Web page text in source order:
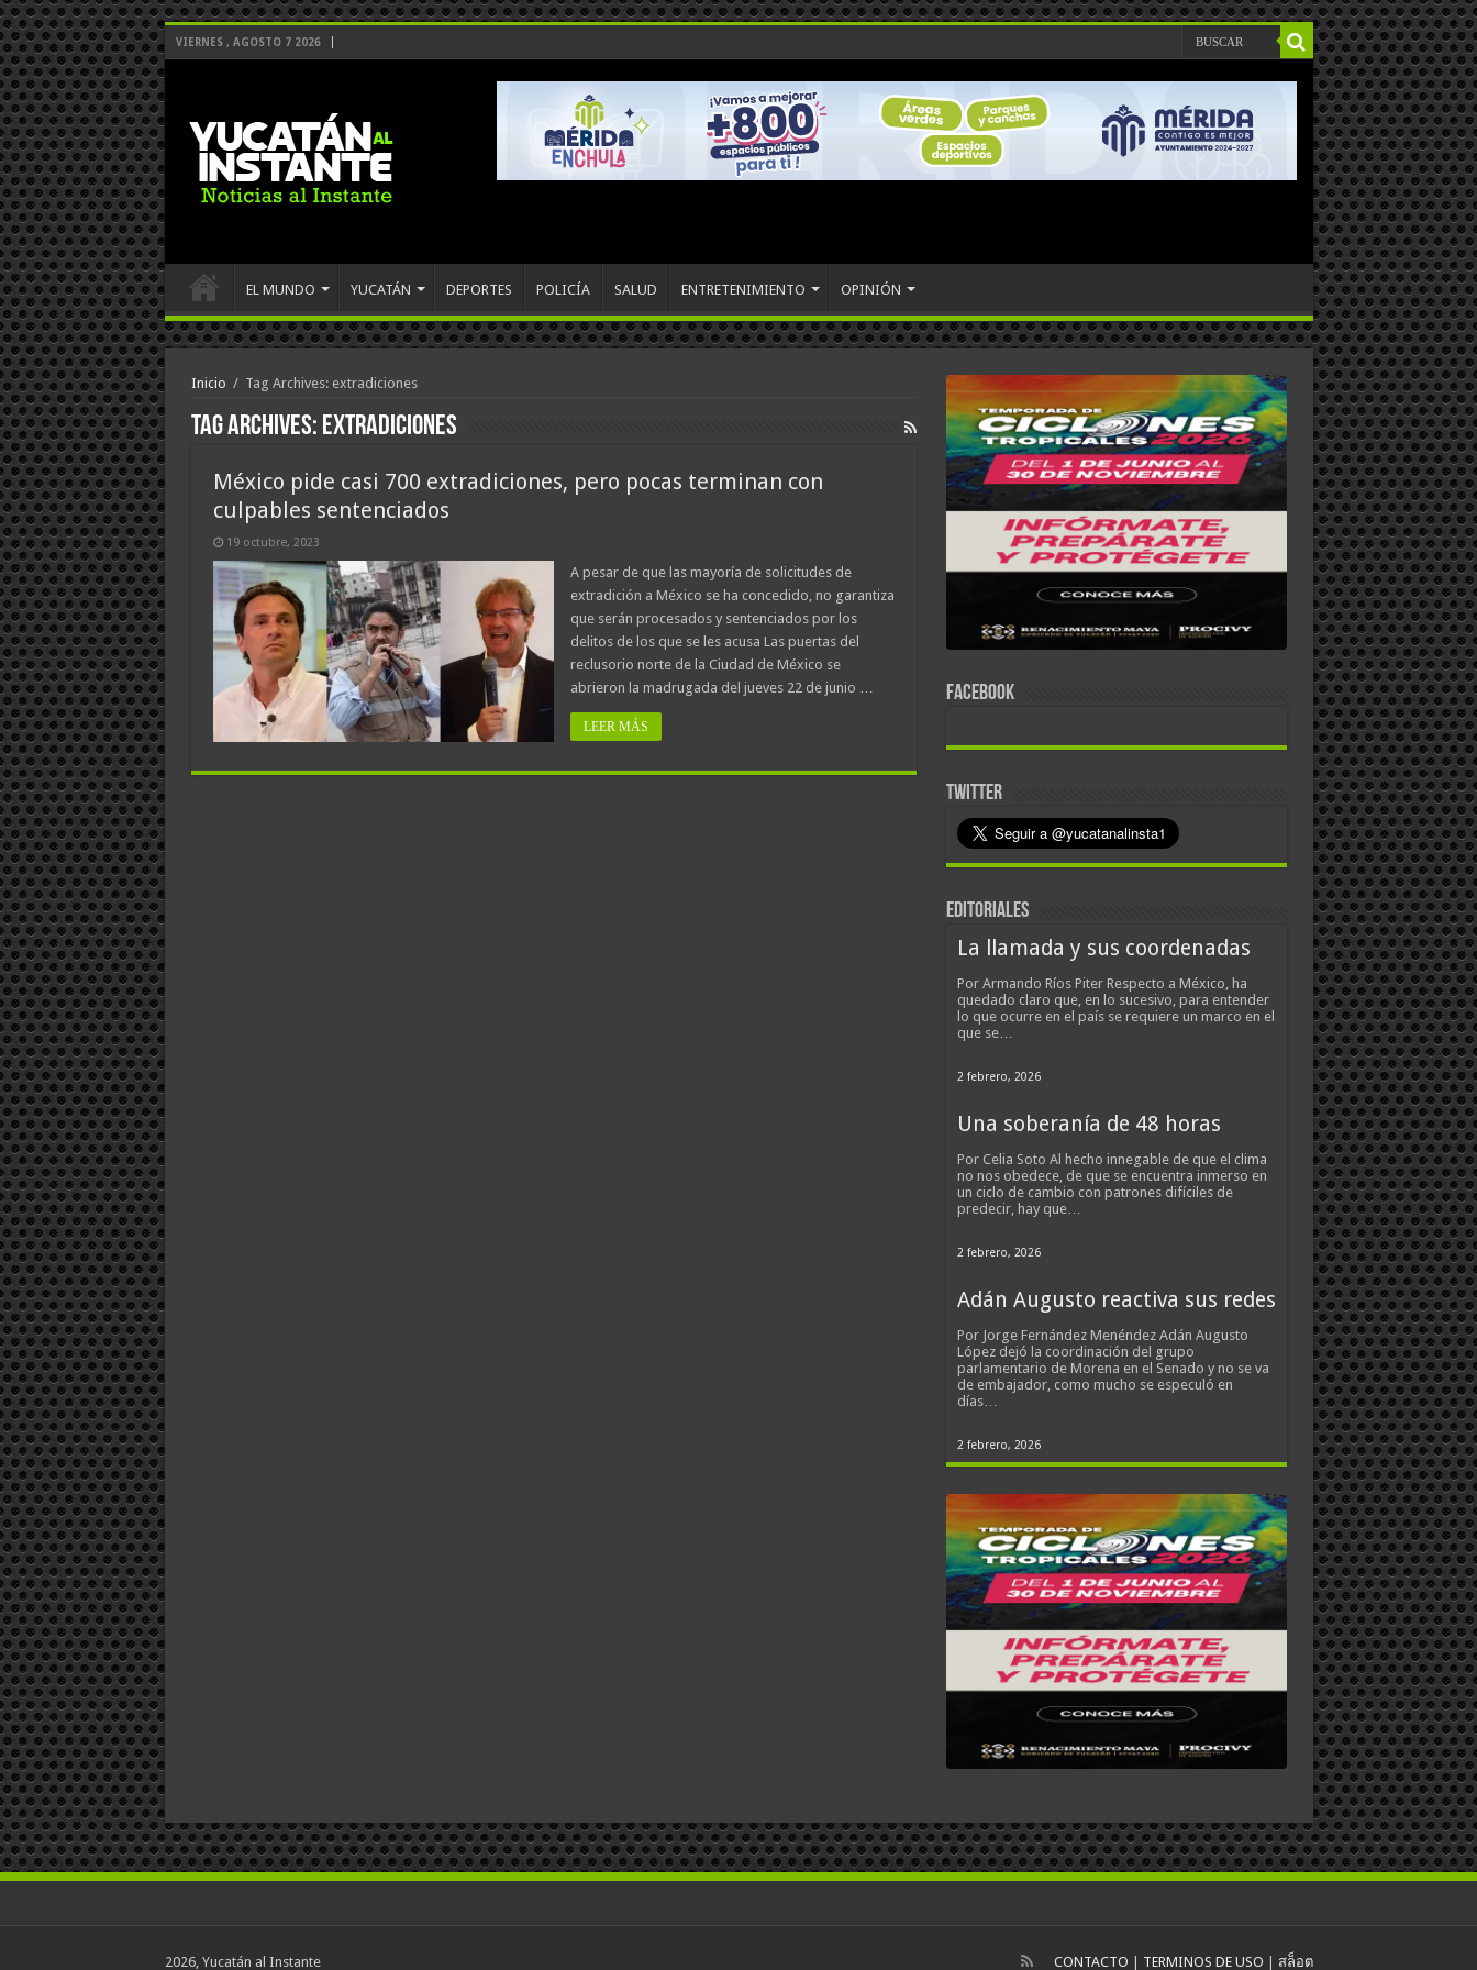
VIERNES , AGOSTO 7 2026
EL MUNDO YUCATÁN DEPORTES POLICÍA SALUD ENTRETENIMIENTO OPINIÓN
Inicio / Tag Archives: extradiciones
Tag Archives: extradiciones
México pide casi 700 extradiciones, pero pocas terminan con
culpables sentenciados
19 octubre, 2023
A pesar de que las mayoría de solicitudes de
extradición a México se ha concedido, no garantiza
que serán procesados y sentenciados por los
delitos de los que se les acusa Las puertas del
reclusorio norte de la Ciudad de México se
abrieron la madrugada del jueves 22 de junio …
LEER MÁS
FACEBOOK
TWITTER
EDITORIALES
La llamada y sus coordenadas
Por Armando Ríos Piter Respecto a México, ha
quedado claro que, en lo sucesivo, para entender
lo que ocurre en el país se requiere un marco en el
que se…
2 febrero, 2026
Una soberanía de 48 horas
Por Celia Soto Al hecho innegable de que el clima
no nos obedece, de que se encuentra inmerso en
un ciclo de cambio con patrones difíciles de
predecir, hay que…
2 febrero, 2026
Adán Augusto reactiva sus redes
Por Jorge Fernández Menéndez Adán Augusto
López dejó la coordinación del grupo
parlamentario de Morena en el Senado y no se va
de embajador, como mucho se especuló en
días…
2 febrero, 2026
CONTACTO TERMINOS DE USO สล็อต
2026, Yucatán al Instante